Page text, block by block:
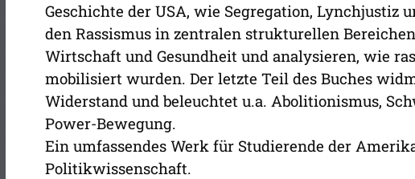
Geschichte der USA, wie Segregation, Lynchjustiz
den Rassismus in zentralen strukturellen
Wirtschaft und Gesundheit und analysieren, wie
mobilisiert wurden. Der letzte Teil des Buches
Widerstand und beleuchtet u.a. Abolitionismus,
Power-Bewegung.
Ein umfassendes Werk für Studierende der
Politikwissenschaft.